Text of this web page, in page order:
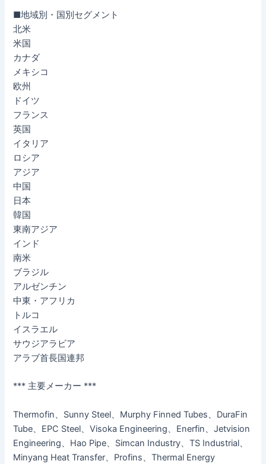
■地域別・国別セグメント
北米
米国
カナダ
メキシコ
欧州
ドイツ
フランス
英国
イタリア
ロシア
アジア
中国
日本
韓国
東南アジア
インド
南米
ブラジル
アルゼンチン
中東・アフリカ
トルコ
イスラエル
サウジアラビア
アラブ首長国連邦
*** 主要メーカー ***
Thermofin、Sunny Steel、Murphy Finned Tubes、DuraFin
Tube、EPC Steel、Visoka Engineering、Enerfin、Jetvision
Engineering、Hao Pipe、Simcan Industry、TS Industrial、
Minyang Heat Transfer、Profins、Thermal Energy